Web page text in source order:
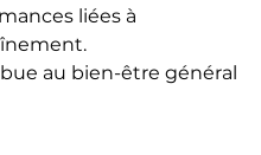
liées à
au bien-être général